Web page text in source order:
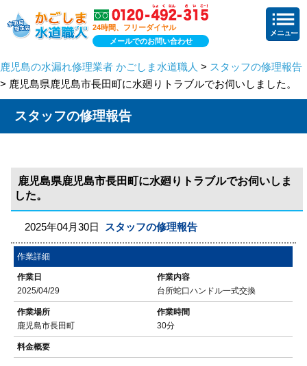
24時間、フリーダイヤル
メールでのお問い合わせ
鹿児島の水漏れ修理業者 かごしま水道職人 > スタッフの修理報告
> 鹿児島県鹿児島市長田町に水廻りトラブルでお伺いしました。
スタッフの修理報告
鹿児島県鹿児島市長田町に水廻りトラブルでお伺いしま
した。
2025年04月30日 スタッフの修理報告
作業詳細
作業日
2025/04/29
作業内容
台所蛇口ハンドル一式交換
作業場所
鹿児島市長田町
作業時間
30分
料金概要